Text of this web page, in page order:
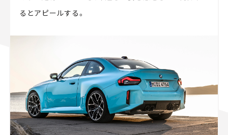
るとアピールする。